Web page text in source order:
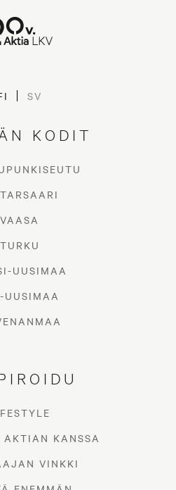
SV
KODIT
VAASA
TURKU
UUSIMAA
UUSIMAA
AKTIAN KANSSA
VINKKI